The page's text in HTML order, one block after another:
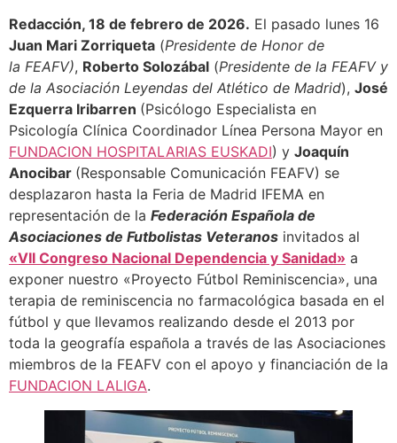
Redacción, 18 de febrero de 2026. El pasado lunes 16
Juan Mari Zorriqueta (Presidente de Honor de
la FEAFV), Roberto Solozábal (Presidente de la FEAFV y
de la Asociación Leyendas del Atlético de Madrid), José
Ezquerra Iribarren (Psicólogo Especialista en
Psicología Clínica Coordinador Línea Persona Mayor en
FUNDACION HOSPITALARIAS EUSKADI) y Joaquín
Anocibar (Responsable Comunicación FEAFV) se
desplazaron hasta la Feria de Madrid IFEMA en
representación de la Federación Española de
Asociaciones de Futbolistas Veteranos invitados al
«VII Congreso Nacional Dependencia y Sanidad» a
exponer nuestro «Proyecto Fútbol Reminiscencia», una
terapia de reminiscencia no farmacológica basada en el
fútbol y que llevamos realizando desde el 2013 por
toda la geografía española a través de las Asociaciones
miembros de la FEAFV con el apoyo y financiación de la
FUNDACION LALIGA.